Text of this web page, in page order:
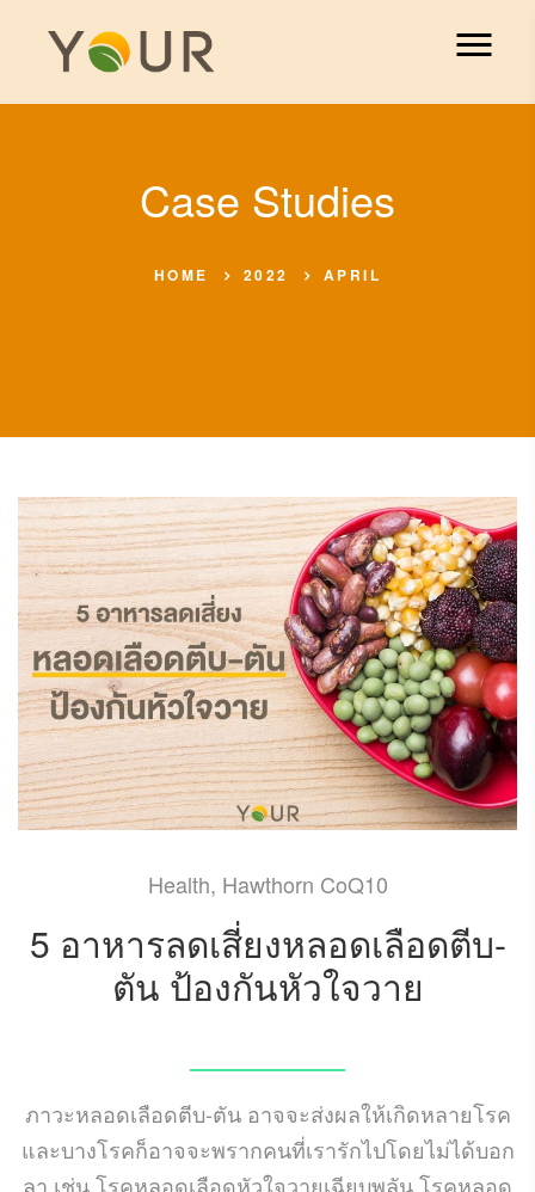
Case Studies
HOME 2022 APRIL
Health, Hawthorn CoQ10
5 อาหารลดเสี่ยงหลอดเลือดตีบ-
ตัน ป้องกันหัวใจวาย
ภาวะหลอดเลือดตีบ-ตัน อาจจะส่งผลให้เกิดหลายโรค
และบางโรคก็อาจจะพรากคนที่เรารักไปโดยไม่ได้บอก
ลา เช่น โรคหลอดเลือดหัวใจวายเฉียบพลัน โรคหลอด